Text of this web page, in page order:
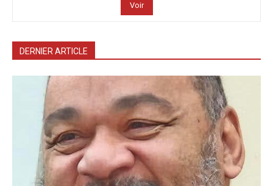
Voir
DERNIER ARTICLE